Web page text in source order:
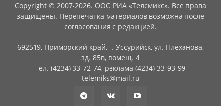
Copyright © 2007-2026. ООО РИА «Телемикс». Все права
защищены. Перепечатка материалов возможна после
согласования с редакцией.
692519, Приморский край, г. Уссурийск, ул. Плеханова,
зд. 85в, помещ. 4
тел. (4234) 33-72-74, реклама (4234) 33-93-99
telemiks@mail.ru